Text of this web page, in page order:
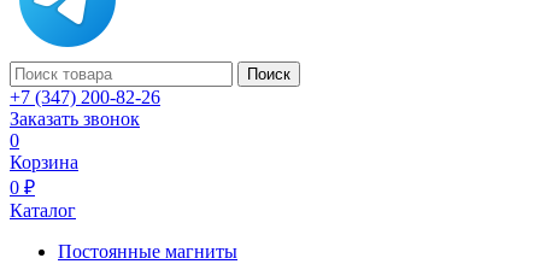
Поиск
+7 (347) 200-82-26
Заказать звонок
0
Корзина
0 ₽
Каталог
Постоянные магниты